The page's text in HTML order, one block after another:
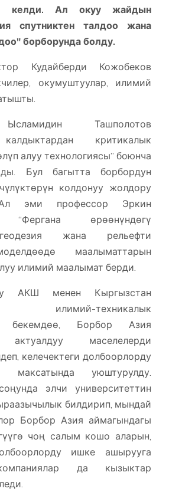
келди. Ал окуу жайдын
спутниктен талдоо жана
борборунда болду.
Кудайберди Кожобеков
окумуштуулар, илимий
Ташполотов
критикалык
алуу технологиясы” боюнча
Бул багытта борбордун
колдонуу жолдору
Ал эми профессор Эркин
“Фергана өрөөнүндөгү
жана рельефти
маалыматтарын
илимий маалымат берди.
АКШ менен Кыргызстан
илимий-техникалык
бекемдөө, Борбор Азия
актуалдуу маселелерди
келечектеги долбоорлорду
уюштурулду.
элчи университеттин
билдирип, мындай
Борбор Азия аймагындагы
чоң салым кошо аларын,
ишке ашырууга
да кызыктар